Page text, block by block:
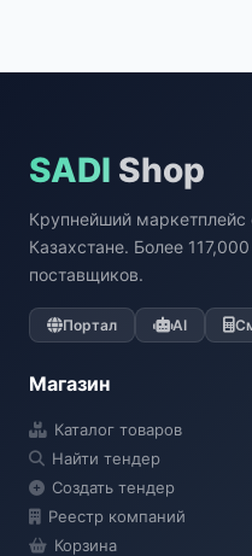
SADI Shop
Крупнейший маркетплейс
Казахстане. Более
поставщиков.
Портал AI
Магазин
Каталог товаров
Найти тендер
Создать тендер
Реестр компаний
Корзина